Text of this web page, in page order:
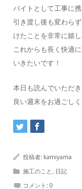
バイトとして工事に
引き渡し後も変わら
けたことを非常に嬉
これからも長く快適
いきたいです！
本日も読んでいただ
良い週末をお過ごしく
投稿者: kamiyama
施工のこと , 日記
コメント:0